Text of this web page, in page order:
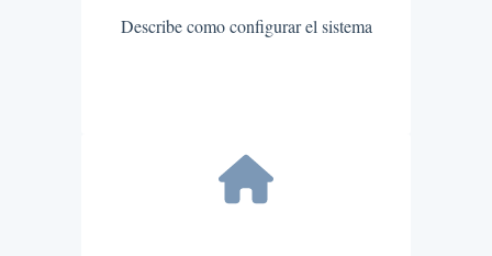
Describe como configurar el sistema